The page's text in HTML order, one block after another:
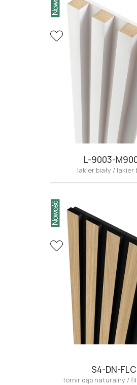
L-9003-
lakier biały / lakier
S4-DN-FLC
fornir dąb naturalny /